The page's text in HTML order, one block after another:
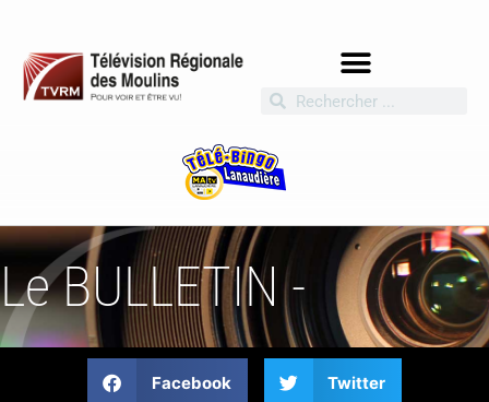
Le BULLETIN -
Facebook Twitter